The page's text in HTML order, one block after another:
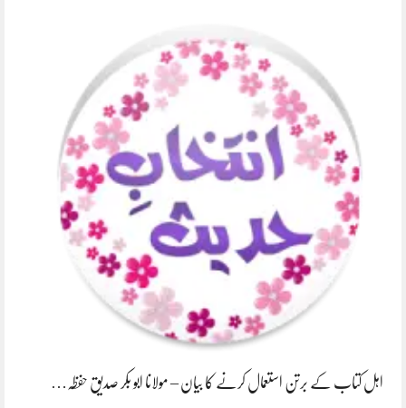
اہل کتاب کے برتن استعمال کرنے کا بیان – مولانا ابو بکر صدیق حفظہ…